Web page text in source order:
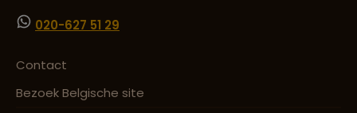
020-627 51 29
Contact
Bezoek Belgische site